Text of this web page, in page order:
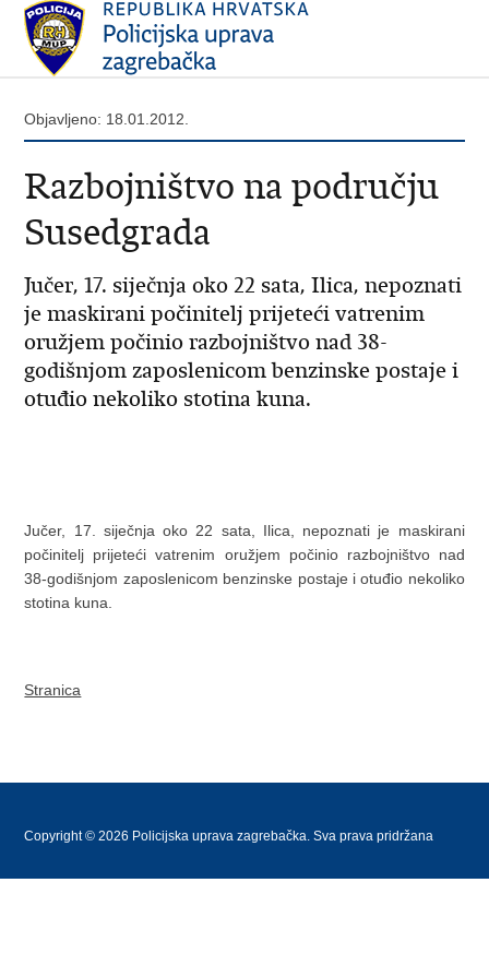
Objavljeno: 18.01.2012.
Razbojništvo na području
Susedgrada
Jučer, 17. siječnja oko 22 sata, Ilica, nepoznati
je maskirani počinitelj prijeteći vatrenim
oružjem počinio razbojništvo nad 38-
godišnjom zaposlenicom benzinske postaje i
otuđio nekoliko stotina kuna.
Jučer, 17. siječnja oko 22 sata, Ilica, nepoznati je maskirani
počinitelj prijeteći vatrenim oružjem počinio razbojništvo nad
38-godišnjom zaposlenicom benzinske postaje i otuđio nekoliko
stotina kuna.
Stranica
Copyright © 2026 Policijska uprava zagrebačka. Sva prava pridržana